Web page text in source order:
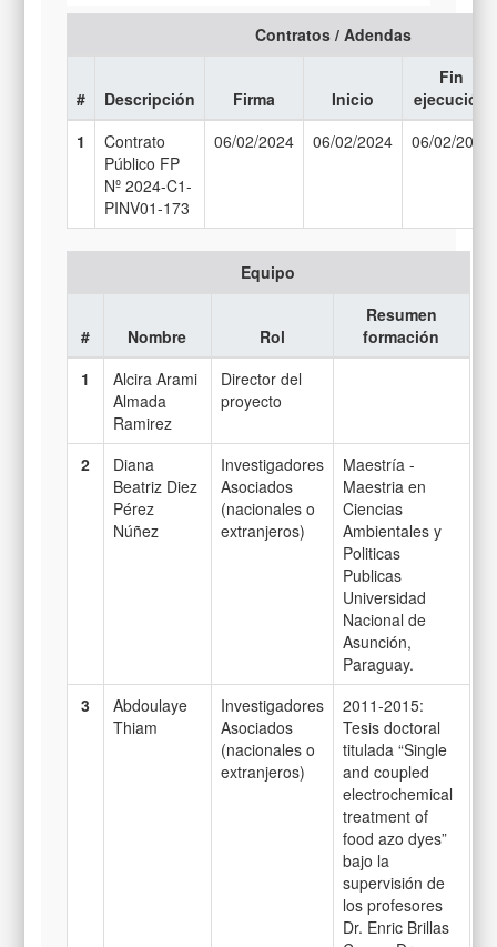
Contratos / Adendas
# Descripción Firma Inicio
Fin
ejecución
1
Contrato
Público FP
Nº 2024-C1-
PINV01-173
06/02/2024 06/02/2024 06/02/2027
Equipo
# Nombre Rol
Resumen
formación
1
Alcira Arami
Almada
Ramirez
Director del
proyecto
2
Diana
Beatriz Diez
Pérez
Núñez
Investigadores
Asociados
(nacionales o
extranjeros)
Maestría -
Maestria en
Ciencias
Ambientales y
Politicas
Publicas
Universidad
Nacional de
Asunción,
Paraguay.
3
Abdoulaye
Thiam
Investigadores
Asociados
(nacionales o
extranjeros)
2011-2015:
Tesis doctoral
titulada “Single
and coupled
electrochemical
treatment of
food azo dyes”
bajo la
supervisión de
los profesores
Dr. Enric Brillas